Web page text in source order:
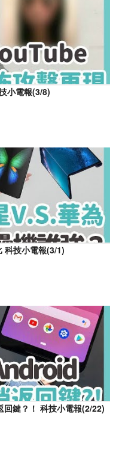
小電報(3/8)
科技小電報(3/1)
鍵？！ 科技小電報(2/22)